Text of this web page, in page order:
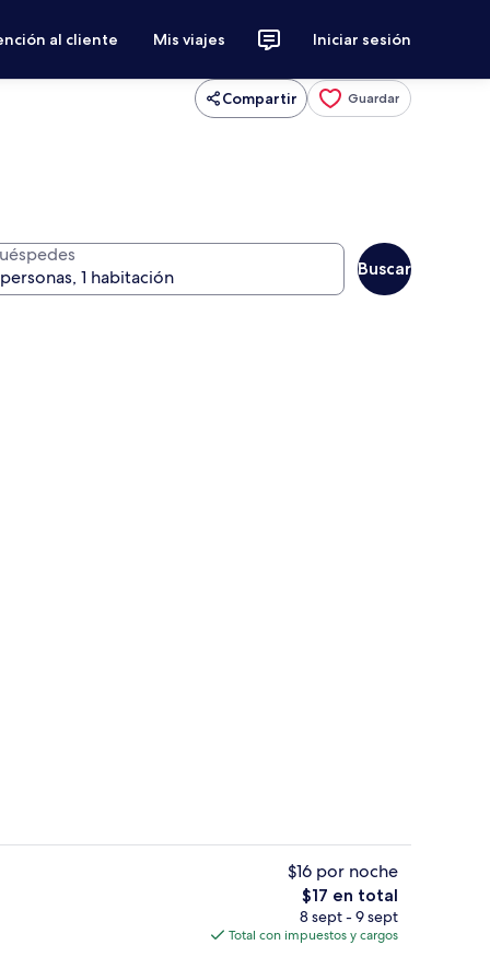
al cliente Mis viajes Iniciar sesión
Compartir Guardar
Buscar
Detalle exterior
$16 por noche
El
precio
total
$17 en total
8 sept - 9 sept
Total con impuestos y cargos